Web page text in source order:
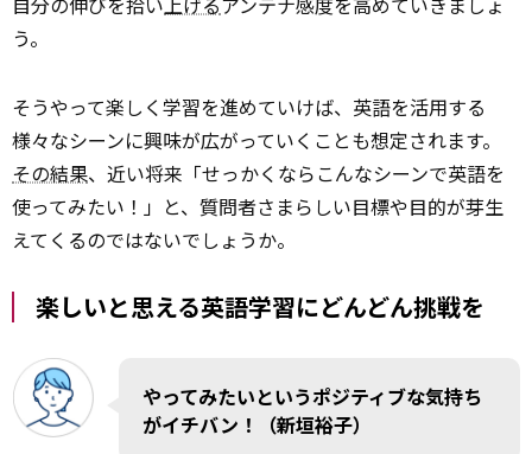
う。
そうやって楽しく学習を進めていけば、英語を活用する
様々なシーンに興味が広がっていくことも想定されます。
その結果、近い将来「せっかくならこんなシーンで英語を
使ってみたい！」と、質問者さまらしい目標や目的が芽生
えてくるのではないでしょうか。
楽しいと思える英語学習にどんどん挑戦を
やってみたいというポジティブな気持ち
がイチバン！（新垣裕子）